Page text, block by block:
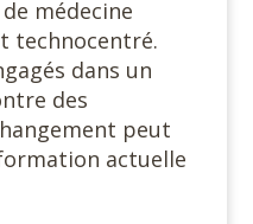
médecine
technocentré.
dans un
des
peut
actuelle